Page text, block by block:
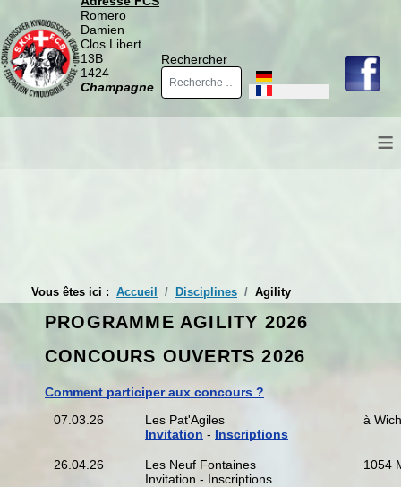
Romero
Damien
Clos Libert
13B
1424
Champagne
Rechercher
Sélectionnez votre langue
≡
Vous êtes ici : Accueil Disciplines Agility
PROGRAMME AGILITY 2026
CONCOURS OUVERTS 2026
Comment participer aux concours ?
07.03.26
Les Pat'Agiles
Invitation - Inscriptions
à
26.04.26
Les Neuf Fontaines
Invitation - Inscriptions
1054